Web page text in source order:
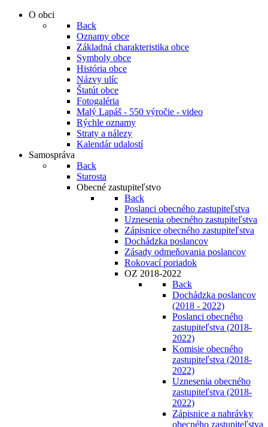
O obci
Back
Oznamy obce
Základná charakteristika obce
Symboly obce
História obce
Názvy ulíc
Štatút obce
Fotogaléria
Malý Lapáš - 550 výročie - video
Rýchle oznamy
Straty a nálezy
Kalendár udalostí
Samospráva
Back
Starosta
Obecné zastupiteľstvo
Back
Poslanci obecného zastupiteľstva
Uznesenia obecného zastupiteľstva
Zápisnice obecného zastupiteľstva
Dochádzka poslancov
Zásady odmeňovania poslancov
Rokovací poriadok
OZ 2018-2022
Back
Dochádzka poslancov
(2018 - 2022)
Poslanci obecného
zastupiteľstva (2018-
2022)
Komisie obecného
zastupiteľstva (2018-
2022)
Uznesenia obecného
zastupiteľstva (2018-
2022)
Zápisnice a nahrávky
obecného zastupiteľstva